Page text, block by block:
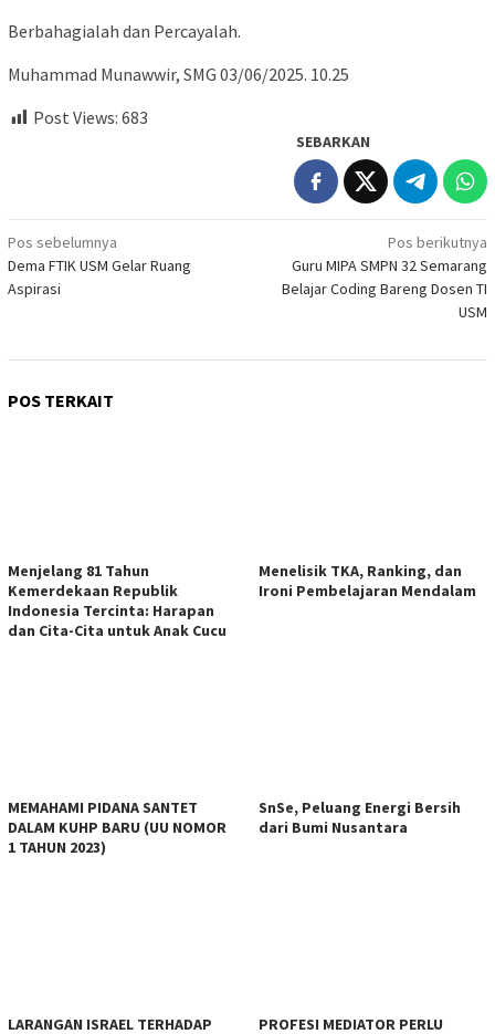
Berbahagialah dan Percayalah.
Muhammad Munawwir, SMG 03/06/2025. 10.25
Post Views: 683
SEBARKAN
Navigasi
pos
Pos sebelumnya
Dema FTIK USM Gelar Ruang
Aspirasi
Pos berikutnya
Guru MIPA SMPN 32 Semarang
Belajar Coding Bareng Dosen TI
USM
POS TERKAIT
Menjelang 81 Tahun
Kemerdekaan Republik
Indonesia Tercinta: Harapan
dan Cita-Cita untuk Anak Cucu
Menelisik TKA, Ranking, dan
Ironi Pembelajaran Mendalam
MEMAHAMI PIDANA SANTET
DALAM KUHP BARU (UU NOMOR
1 TAHUN 2023)
SnSe, Peluang Energi Bersih
dari Bumi Nusantara
LARANGAN ISRAEL TERHADAP PROFESI MEDIATOR PERLU